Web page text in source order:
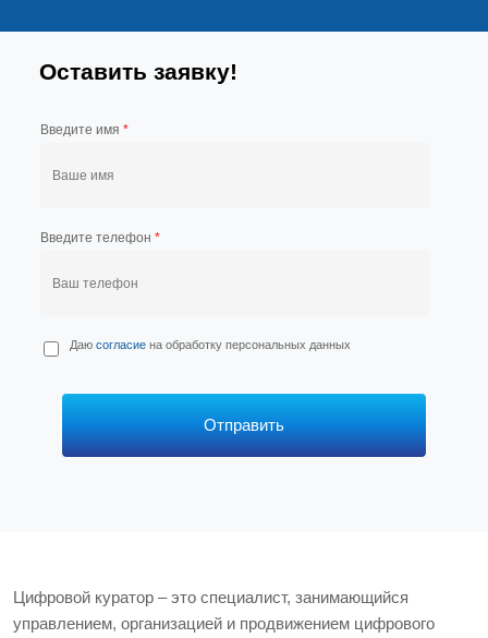
Оставить заявку!
Введите имя *
Введите телефон *
П
е
Даю согласиена обработку персональных данных
Отправить
Цифровой куратор – это специалист, занимающийся
управлением, организацией и продвижением цифрового